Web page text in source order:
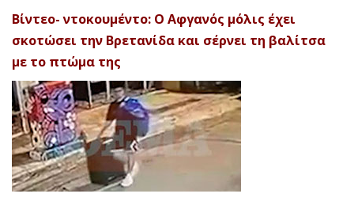
Βίντεο- ντοκουμέντο: Ο Αφγανός μόλις έχει
σκοτώσει την Βρετανίδα και σέρνει τη βαλίτσα
με το πτώμα της